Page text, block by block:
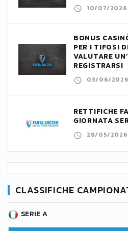
10/07/2026
BONUS
PER I TIFOSI
VALUTARE
REGISTRARSI
03/06/2026
RETTIFICHE
GIORNATA
28/05/2026
CLASSIFICHE
SERIE A